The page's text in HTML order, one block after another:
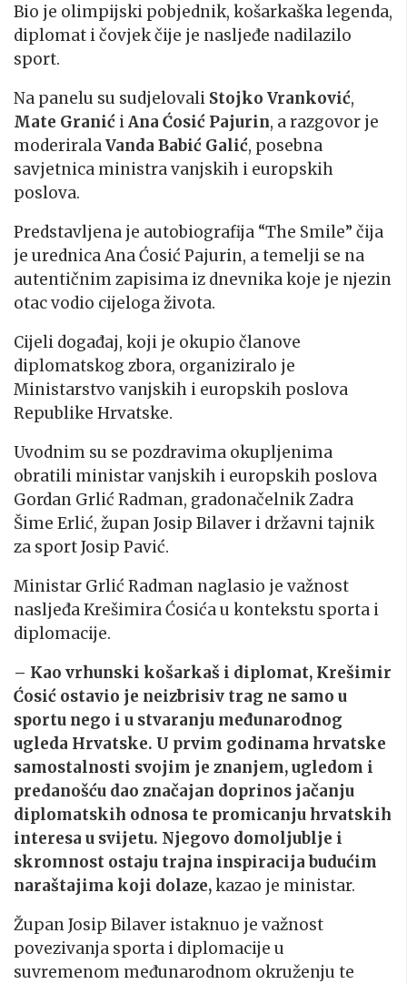
Bio je olimpijski pobjednik, košarkaška legenda,
diplomat i čovjek čije je nasljeđe nadilazilo
sport.
Na panelu su sudjelovali Stojko Vranković,
Mate Granić iAna Ćosić Pajurin, a razgovor je
moderiralaVanda Babić Galić, posebna
savjetnica ministra vanjskih i europskih
poslova.
Predstavljena je autobiografija “The Smile” čija
je urednica Ana Ćosić Pajurin, a temelji se na
autentičnim zapisima iz dnevnika koje je njezin
otac vodio cijeloga života.
Cijeli događaj, koji je okupio članove
diplomatskog zbora, organiziralo je
Ministarstvo vanjskih i europskih poslova
Republike Hrvatske.
Uvodnim su se pozdravima okupljenima
obratili ministar vanjskih i europskih poslova
Gordan Grlić Radman, gradonačelnik Zadra
Šime Erlić, župan Josip Bilaver i državni tajnik
za sport Josip Pavić.
Ministar Grlić Radman naglasio je važnost
nasljeđa Krešimira Ćosića u kontekstu sporta i
diplomacije.
– Kao vrhunski košarkaš i diplomat, Krešimir
Ćosić ostavio je neizbrisiv trag ne samo u
sportu nego i u stvaranju međunarodnog
ugleda Hrvatske. U prvim godinama hrvatske
samostalnosti svojim je znanjem, ugledom i
predanošću dao značajan doprinos jačanju
diplomatskih odnosa te promicanju hrvatskih
interesa u svijetu. Njegovo domoljublje i
skromnost ostaju trajna inspiracija budućim
naraštajima koji dolaze,kazao je ministar.
Župan Josip Bilaver istaknuo je važnost
povezivanja sporta i diplomacije u
suvremenom međunarodnom okruženju te